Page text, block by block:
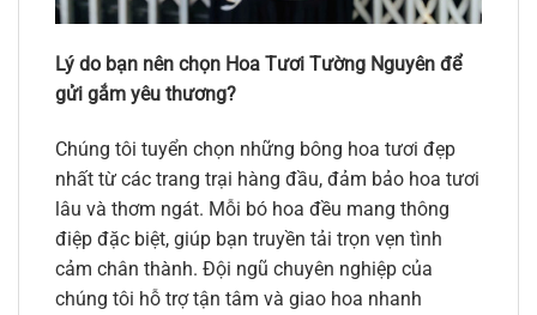
Lý do bạn nên chọn Hoa Tươi Tường Nguyên để
gửi gắm yêu thương?
Chúng tôi tuyển chọn những bông hoa tươi đẹp
nhất từ các trang trại hàng đầu, đảm bảo hoa tươi
lâu và thơm ngát. Mỗi bó hoa đều mang thông
điệp đặc biệt, giúp bạn truyền tải trọn vẹn tình
cảm chân thành. Đội ngũ chuyên nghiệp của
chúng tôi hỗ trợ tận tâm và giao hoa nhanh